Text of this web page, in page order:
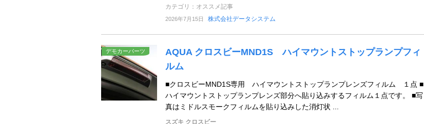
カテゴリ：オススメ記事
2026年7月15日 株式会社データシステム
デモカーパーツ
AQUA クロスビーMND1S ハイマウントストップランプフィ
ルム
■クロスビーMND1S専用 ハイマウントストップランプレンズフィルム １点 ■
ハイマウントストップランプレンズ部分へ貼り込みするフィルム１点です。 ■写
真はミドルスモークフィルムを貼り込みした消灯状 ...
スズキ クロスビー